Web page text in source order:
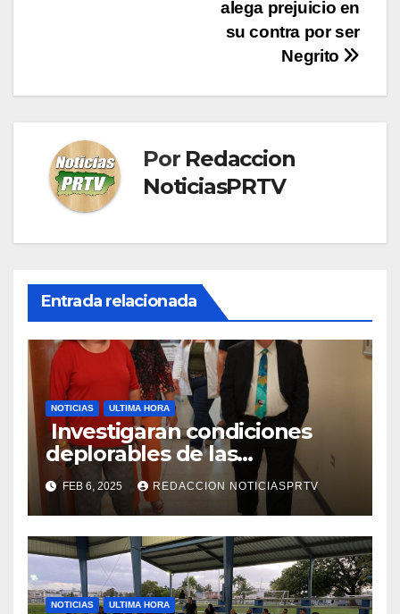
alega prejuicio en
su contra por ser
Negrito
Por Redaccion
NoticiasPRTV
Entrada relacionada
NOTICIAS ULTIMA HORA
Investigaran condiciones
deplorables de las
facilidades el Departamento
de la Salud en Mayagüez
FEB 6, 2025 REDACCION NOTICIASPRTV
NOTICIAS ULTIMA HORA